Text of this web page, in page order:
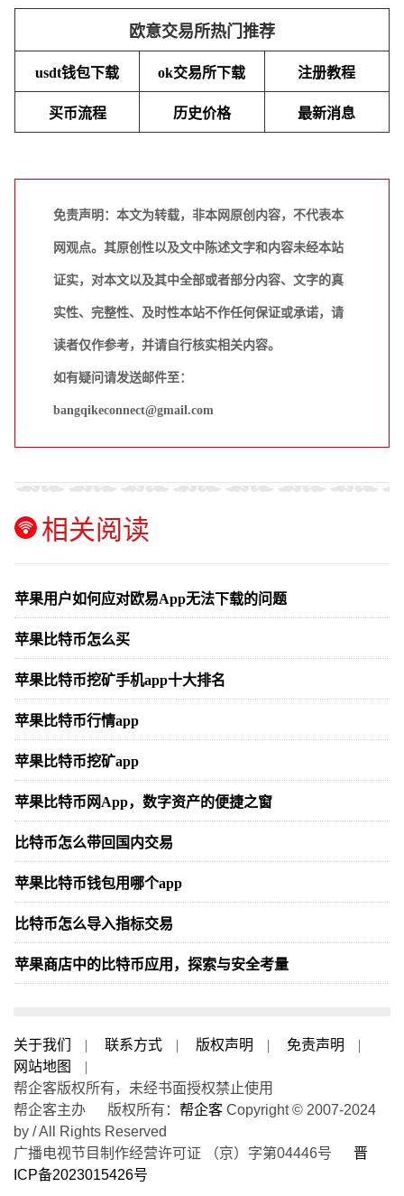
欧意交易所热门推荐
usdt钱包下载 ok交易所下载 注册教程
买币流程 历史价格 最新消息
免责声明：本文为转载，非本网原创内容，不代表本
网观点。其原创性以及文中陈述文字和内容未经本站
证实，对本文以及其中全部或者部分内容、文字的真
实性、完整性、及时性本站不作任何保证或承诺，请
读者仅作参考，并请自行核实相关内容。
如有疑问请发送邮件至：
bangqikeconnect@gmail.com
相关阅读
苹果用户如何应对欧易App无法下载的问题
苹果比特币怎么买
苹果比特币挖矿手机app十大排名
苹果比特币行情app
苹果比特币挖矿app
苹果比特币网App，数字资产的便捷之窗
比特币怎么带回国内交易
苹果比特币钱包用哪个app
比特币怎么导入指标交易
苹果商店中的比特币应用，探索与安全考量
关于我们 | 联系方式 | 版权声明 | 免责声明
|
网站地图
|
帮企客版权所有，未经书面授权禁止使用
帮企客主办 版权所有： 帮企客 Copyright © 2007-2024
by / All Rights Reserved
广播电视节目制作经营许可证 （京）字第04446号 晋
ICP备2023015426号